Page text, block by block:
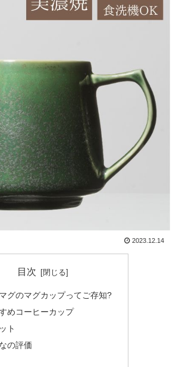
2023.12.14
目次
グのマグカップってご存知?
めコーヒーカップ
ト
の評価